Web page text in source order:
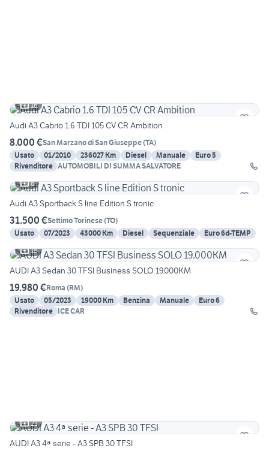
16
Audi A3 Cabrio 1.6 TDI 105 CV CR Ambition
8.000 €San Marzano di San Giuseppe(TA)
Usato
01/2010 236027 Km Diesel Manuale
Euro 5
Rivenditore AUTOMOBILI DI SUMMA SALVATORE
6
Audi A3 Sportback S line Edition S tronic
31.500 €Settimo Torinese(TO)
Usato
07/2023 43000 Km Diesel Sequenziale
Euro 6d-TEMP
18
AUDI A3 Sedan 30 TFSI Business SOLO 19.000KM
19.980 €Roma (RM)
Usato
05/2023 19000 Km Benzina Manuale
Euro 6
Rivenditore ICE CAR
21
AUDI A3 4ª serie - A3 SPB 30 TFSI